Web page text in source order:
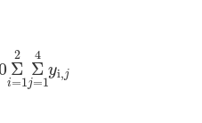
Σ
i=1
2
Σ
j=1
4
yi,j
Σ i=1 2Σ j=1 4